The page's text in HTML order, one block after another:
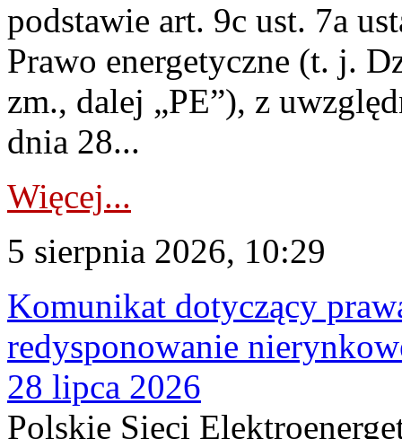
podstawie art. 9c ust. 7a
Prawo energetyczne (t. j.
zm., dalej „PE”), z
dnia 28...
Więcej...
5 sierpnia 2026, 10:29
Komunikat dotyczący
redysponowanie
28 lipca 2026
Polskie Sieci